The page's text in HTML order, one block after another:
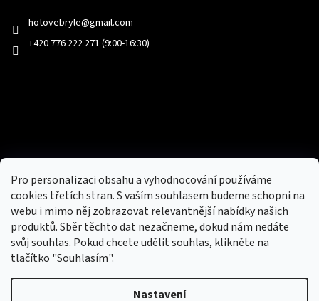
Pro personalizaci obsahu a vyhodnocování používáme
cookies třetích stran. S vaším souhlasem budeme schopni na
webu i mimo něj zobrazovat relevantnější nabídky našich
produktů. Sběr těchto dat nezačneme, dokud nám nedáte
svůj souhlas. Pokud chcete udělit souhlas, klikněte na
tlačítko "Souhlasím".
Nastavení
hotovebryle@gmail.com
+420 776 222 271 (9:00-16:30)
Nový obchod s batohy, cestovními zavazadly, tašky a peněženky